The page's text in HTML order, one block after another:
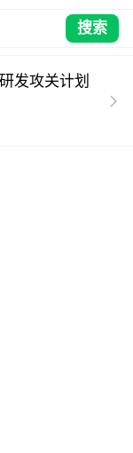
发攻关计划